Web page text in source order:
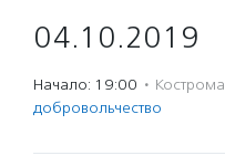
04.10.2019
Начало: 19:00 · Кострома
доброволь­чест­во